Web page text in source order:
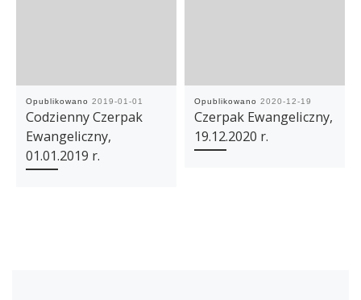
Opublikowano 2019-01-01
Codzienny Czerpak
Ewangeliczny,
01.01.2019 r.
Opublikowano 2020-12-19
Czerpak Ewangeliczny,
19.12.2020 r.